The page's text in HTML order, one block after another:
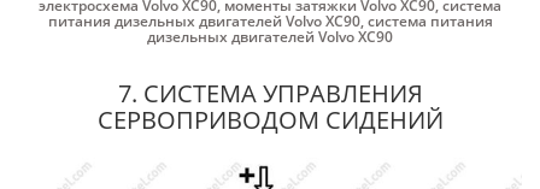
электросхема Volvo XC90,моменты затяжки Volvo XC90,система
питания дизельных двигателей Volvo XC90,система питания
дизельных двигателей Volvo XC90
7. СИСТЕМА УПРАВЛЕНИЯ
СЕРВОПРИВОДОМ СИДЕНИЙ